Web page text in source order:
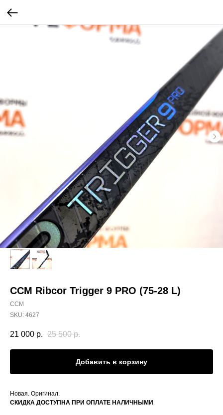
CCM Ribcor Trigger 9 PRO (75-28 L)
CCM
SKU: 4627
21 000 р. 25 500 р.
Добавить в корзину
Новая. Оригинал.
СКИДКА ДОСТУПНА ПРИ ОПЛАТЕ НАЛИЧНЫМИ